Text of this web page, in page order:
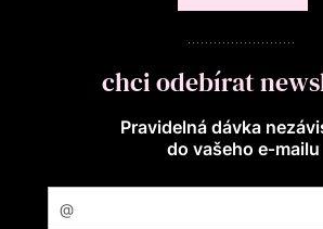
chci odebírat
Pravidelná dávka
do vašeho e‑mailu